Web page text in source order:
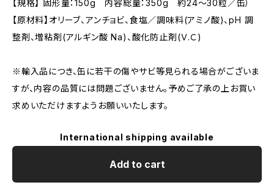
【規格】 固形量：150g 内容総量：350g 約24～30粒／缶）
【原材料】オリーブ、アンチョビ、食塩／調味料(アミノ酸)、pH 調
整剤、増粘剤(アルギン酸 Na)、酸化防止剤(Ｖ.Ｃ)
※輸入品につき、缶に若干の傷やサビ等見られる場合がございま
すが、内容の品質には問題ございません。予めご了承の上お買い
求めいただけますようお願いいたします。
International shipping available
Add to cart